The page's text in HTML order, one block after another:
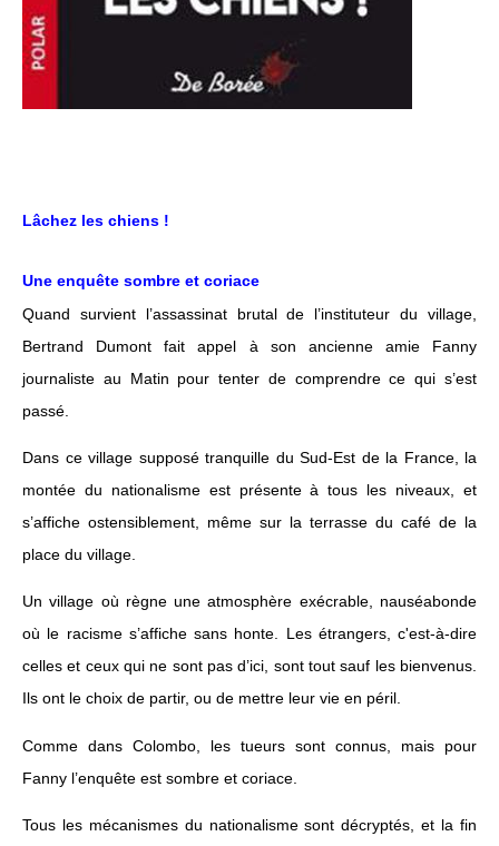
Lâchez les chiens !
Une enquête sombre et coriace
Quand survient l’assassinat brutal de l’instituteur du village,
Bertrand Dumont fait appel à son ancienne amie Fanny
journaliste au Matin pour tenter de comprendre ce qui s’est
passé.
Dans ce village supposé tranquille du Sud-Est de la France, la
montée du nationalisme est présente à tous les niveaux, et
s’affiche ostensiblement, même sur la terrasse du café de la
place du village.
Un village où règne une atmosphère exécrable, nauséabonde
où le racisme s’affiche sans honte. Les étrangers, c'est-à-dire
celles et ceux qui ne sont pas d’ici, sont tout sauf les bienvenus.
Ils ont le choix de partir, ou de mettre leur vie en péril.
Comme dans Colombo, les tueurs sont connus, mais pour
Fanny l’enquête est sombre et coriace.
Tous les mécanismes du nationalisme sont décryptés, et la fin